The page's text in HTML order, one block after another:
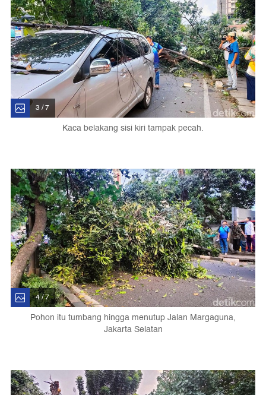
3 / 7
Kaca belakang sisi kiri tampak pecah.
4 / 7
Pohon itu tumbang hingga menutup Jalan Margaguna,
Jakarta Selatan